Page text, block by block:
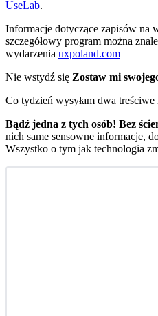
UseLab.
Informacje dotyczące zapisów na
szczegółowy program można
wydarzenia uxpoland.com
Nie wstydź się Zostaw mi
Co tydzień wysyłam dwa
Bądź jedna z tych osób! Bez
nich same sensowne informacje,
Wszystko o tym jak technologia